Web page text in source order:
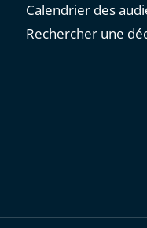
Calendrier des
Rechercher une